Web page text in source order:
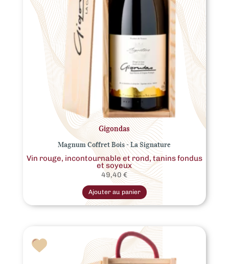
Gigondas
Magnum Coffret Bois - La Signature
Vin rouge, incontournable et rond, tanins fondus
et soyeux
49,40€
Ajouter au panier